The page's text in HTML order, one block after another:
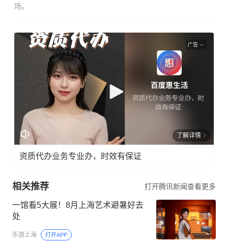
场。
广告
了解详情
资质代办业务专业办，时效有保证
相关推荐 打开腾讯新闻查看更多
一馆看5大展！8月上海艺术避暑好去
处
乐游上海 打开APP